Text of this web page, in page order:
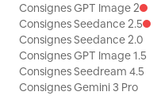
Consignes GPT Image 2
Consignes Seedance 2.5
Consignes Seedance 2.0
Consignes GPT Image 1.5
Consignes Seedream 4.5
Consignes Gemini 3 Pro